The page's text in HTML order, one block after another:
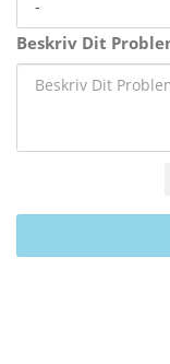
Beskriv Dit